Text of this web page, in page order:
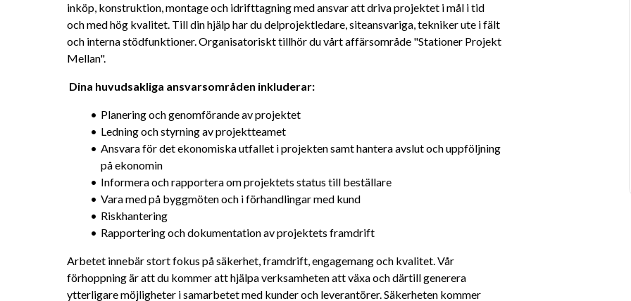
inköp, konstruktion, montage och idrifttagning med ansvar att driva projektet i mål i tid
och med hög kvalitet. Till din hjälp har du delprojektledare, siteansvariga, tekniker ute i fält
och interna stödfunktioner. Organisatoriskt tillhör du vårt affärsområde "Stationer Projekt
Mellan".
Dina huvudsakliga ansvarsområden inkluderar:
Planering och genomförande av projektet
Ledning och styrning av projektteamet
Ansvara för det ekonomiska utfallet i projekten samt hantera avslut och uppföljning
på ekonomin
Informera och rapportera om projektets status till beställare
Vara med på byggmöten och i förhandlingar med kund
Riskhantering
Rapportering och dokumentation av projektets framdrift
Arbetet innebär stort fokus på säkerhet, framdrift, engagemang och kvalitet. Vår
förhoppning är att du kommer att hjälpa verksamheten att växa och därtill generera
ytterligare möjligheter i samarbetet med kunder och leverantörer. Säkerheten kommer